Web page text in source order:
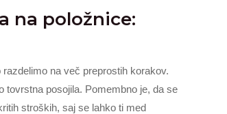
na položnice:
na več preprostih korakov.
tovrstna posojila. Pomembno je, da se
stroških, saj se lahko ti med